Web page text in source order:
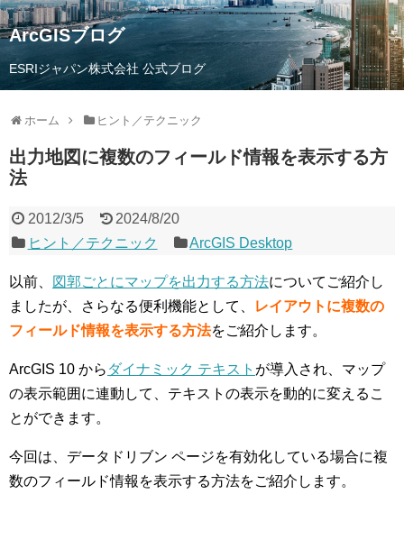
ArcGISブログ
ESRIジャパン株式会社 公式ブログ
ホーム ヒント／テクニック
出力地図に複数のフィールド情報を表示する方
法
2012/3/5
2024/8/20
ヒント／テクニック
ArcGIS Desktop
以前、 図郭ごとにマップを出力する方法についてご紹介し
ましたが、さらなる便利機能として、
レイアウトに複数の
フィールド情報を表示する方法をご紹介します。
ArcGIS 10 から ダイナミック テキスト が導入され、マップ
の表示範囲に連動して、テキストの表示を動的に変えるこ
とができます。
今回は、データドリブン ページを有効化している場合に複
数のフィールド情報を表示する方法をご紹介します。